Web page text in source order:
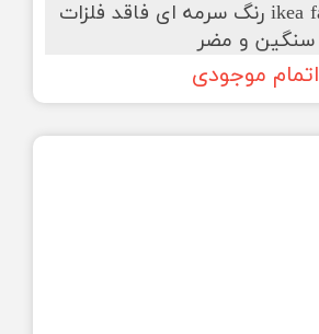
ماگ ایکیا ikea fargrik رنگ سرمه ای فاقد فلزات
سنگین و مضر
اتمام موجودی